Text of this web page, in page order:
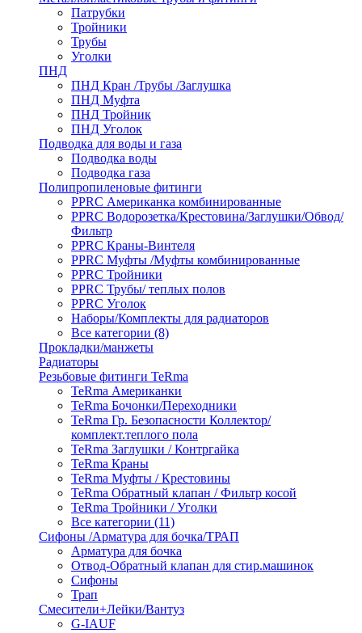
Патрубки
Тройники
Трубы
Уголки
ПНД
ПНД Кран /Трубы /Заглушка
ПНД Муфта
ПНД Тройник
ПНД Уголок
Подводка для воды и газа
Подводка воды
Подводка газа
Полипропиленовые фитинги
PPRC Американка комбинированные
PPRC Водорозетка/Крестовина/Заглушки/Обвод/
Фильтр
PPRC Краны-Винтеля
PPRC Муфты /Муфты комбинированные
PPRC Тройники
PPRC Трубы/ теплых полов
PPRC Уголок
Наборы/Комплекты для радиаторов
Все категории (8)
Прокладки/манжеты
Радиаторы
Резьбовые фитинги TeRma
TeRma Американки
TeRma Бочонки/Переходники
TeRma Гр. Безопасности Коллектор/
комплект.теплого пола
TeRma Заглушки / Контргайка
TeRma Краны
TeRma Муфты / Крестовины
TeRma Обратный клапан / Фильтр косой
TeRma Тройники / Уголки
Все категории (11)
Сифоны /Арматура для бочка/ТРАП
Арматура для бочка
Отвод-Обратный клапан для стир.машинок
Сифоны
Трап
Смесители+Лейки/Вантуз
G-IAUF